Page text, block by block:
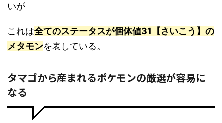
いが
これは全てのステータスが個体値31【さいこう】の
メタモンを表している。
タマゴから産まれるポケモンの厳選が容易に
なる